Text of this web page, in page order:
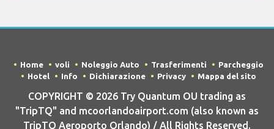
Home voli Noleggio Auto Trasferimenti
Parcheggio
Hotel
Info Dichiarazione Privacy Mappa del sito
COPYRIGHT © 2026 Try Quantum OU trading as
"TripTQ" and mcoorlandoairport.com (also known as
TripTQ Aeroporto Orlando) / All Rights Reserved.